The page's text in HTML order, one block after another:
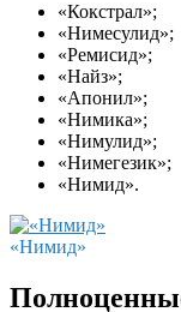
«Кокстрал»;
«Нимесулид»;
«Ремисид»;
«Найз»;
«Апонил»;
«Нимика»;
«Нимулид»;
«Нимегезик»;
«Нимид».
«Нимид»